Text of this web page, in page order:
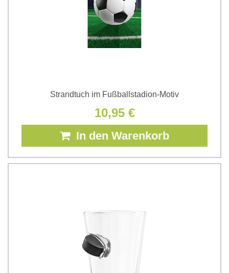
Strandtuch im Fußballstadion-Motiv
10,95 €
In den Warenkorb